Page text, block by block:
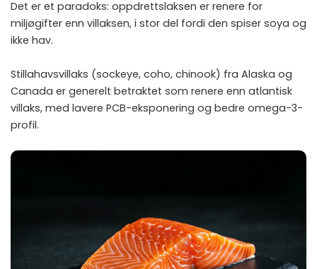
Det er et paradoks: oppdrettslaksen er renere for
miljøgifter enn villaksen, i stor del fordi den spiser soya og
ikke hav.
Stillahavsvillaks (sockeye, coho, chinook) fra Alaska og
Canada er generelt betraktet som renere enn atlantisk
villaks, med lavere PCB-eksponering og bedre omega-3-
profil.